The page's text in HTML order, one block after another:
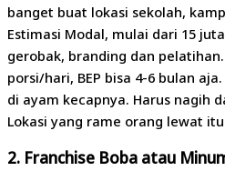
banget buat lokasi sekolah,
Estimasi Modal, mulai dari 15
gerobak, branding dan pelatihan.
porsi/hari, BEP bisa 4-6 bulan
di ayam kecapnya. Harus nagih
Lokasi yang rame orang lewat
2. Franchise Boba atau